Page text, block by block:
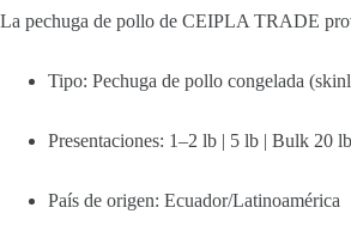
La pechuga de pollo de CEIPLA TRADE
Tipo: Pechuga de pollo congelada
Presentaciones: 1–2 lb | 5 lb | Bulk 20 lb
País de origen: Ecuador/Latinoamérica